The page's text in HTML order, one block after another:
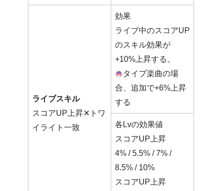
ライブスキル
スコアUP上昇✕トワ
イライト一致
効果
ライブ中のスコアUP
のスキル効果が
+10%上昇する。
タイプ楽曲の場
合、追加で+6%上昇
する
各Lvの効果値
スコアUP上昇
4% / 5.5% / 7% /
8.5% / 10%
スコアUP上昇